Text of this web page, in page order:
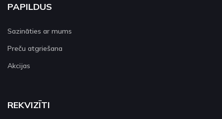
PAPILDUS
Sazināties ar mums
Preču atgriešana
Akcijas
REKVIZĪTI